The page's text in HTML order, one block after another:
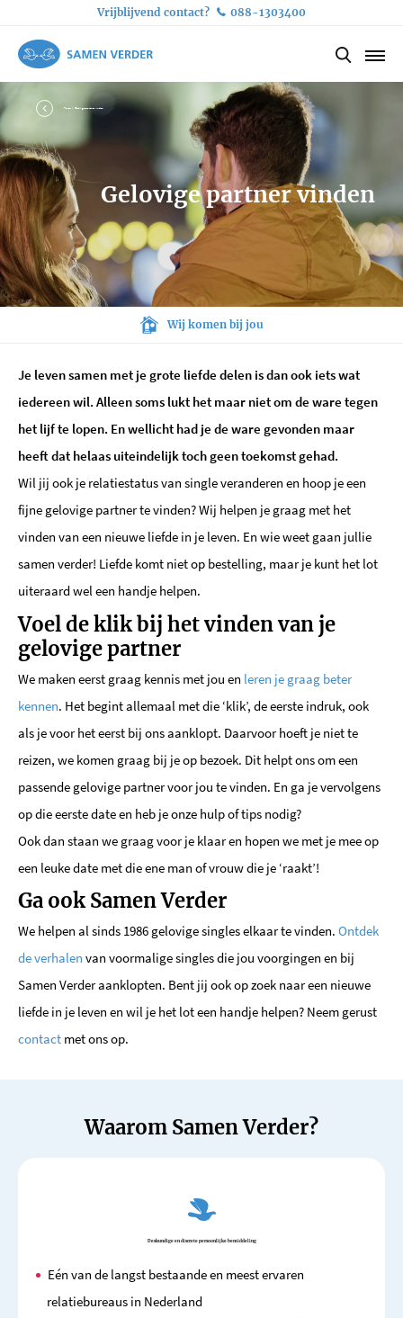
Vrijblijvend contact? 088-1303400
Home Gelovige partner vinden
Gelovige partner vinden
Deskundige en discrete persoonlijke bemiddeling
Wij komen bij jou
Wij bemiddelen voor alle gezindten
Slagingspercentage van meer dan 70%
Je leven samen met je grote liefde delen is dan ook iets wat
iedereen wil. Alleen soms lukt het maar niet om de ware tegen
het lijf te lopen. En wellicht had je de ware gevonden maar
heeft dat helaas uiteindelijk toch geen toekomst gehad.
Wil jij ook je relatiestatus van single veranderen en hoop je een
fijne gelovige partner te vinden? Wij helpen je graag met het
vinden van een nieuwe liefde in je leven. En wie weet gaan jullie
samen verder! Liefde komt niet op bestelling, maar je kunt het lot
uiteraard wel een handje helpen.
Voel de klik bij het vinden van je
gelovige partner
We maken eerst graag kennis met jou en leren je graag beter
kennen. Het begint allemaal met die ‘klik’, de eerste indruk, ook
als je voor het eerst bij ons aanklopt. Daarvoor hoeft je niet te
reizen, we komen graag bij je op bezoek. Dit helpt ons om een
passende gelovige partner voor jou te vinden. En ga je vervolgens
op die eerste date en heb je onze hulp of tips nodig?
Ook dan staan we graag voor je klaar en hopen we met je mee op
een leuke date met die ene man of vrouw die je ‘raakt’!
Ga ook Samen Verder
We helpen al sinds 1986 gelovige singles elkaar te vinden. Ontdek
deverhalen van voormalige singles die jou voorgingen en bij
Samen Verder aanklopten. Bent jij ook op zoek naar een nieuwe
liefde in je leven en wil je het lot een handje helpen? Neem gerust
contact met ons op.
Waarom Samen Verder?
Deskundige en discrete persoonlijke bemiddeling
Eén van de langst bestaande en meest ervaren
relatiebureaus in Nederland